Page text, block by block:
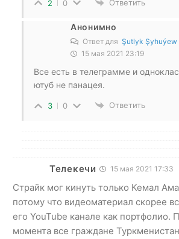
2 0 Ответить
Анонимно
Ответ для Şutlyk
15 мая 2021 23:19
Все есть в телеграмме и
ютуб не панацея.
3 0 Ответить
Телекечи 15 мая 2021 17:33
Страйк мог кинуть только Кемал
потому что видеоматериал скорее
его YouTube канале как портфолио.
момента все граждане